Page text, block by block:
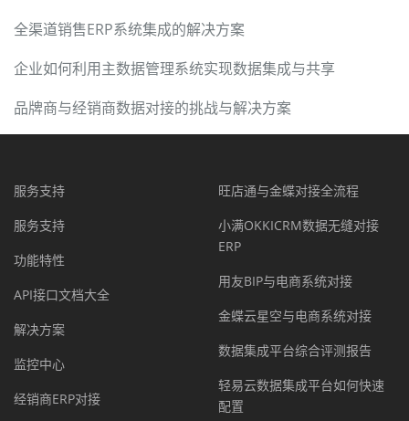
全渠道销售ERP系统集成的解决方案
企业如何利用主数据管理系统实现数据集成与共享
品牌商与经销商数据对接的挑战与解决方案
服务支持
服务支持
功能特性
API接口文档大全
解决方案
监控中心
经销商ERP对接
旺店通与金蝶对接全流程
小满OKKICRM数据无缝对接
ERP
用友BIP与电商系统对接
金蝶云星空与电商系统对接
数据集成平台综合评测报告
轻易云数据集成平台如何快速
配置